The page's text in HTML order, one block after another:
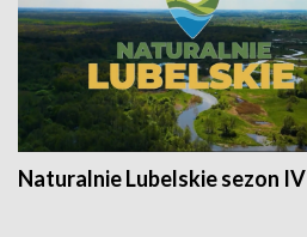
Naturalnie Lubelskie sezon IV